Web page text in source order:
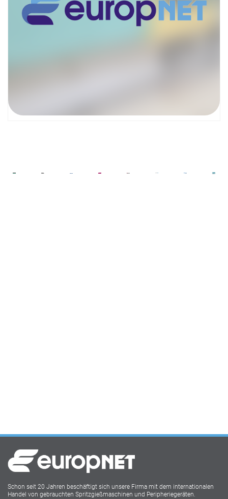
Schon seit 20 Jahren beschäftigt sich unsere Firma mit dem internationalen
Handel von gebrauchten Spritzgießmaschinen und Peripheriegeräten.